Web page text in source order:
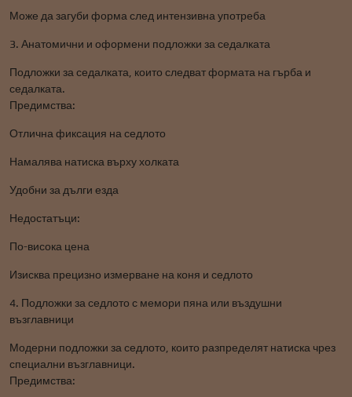
Може да загуби форма след интензивна употреба
3. Анатомични и оформени подложки за седалката
Подложки за седалката, които следват формата на гърба и
седалката.
Предимства:
Отлична фиксация на седлото
Намалява натиска върху холката
Удобни за дълги езда
Недостатъци:
По-висока цена
Изисква прецизно измерване на коня и седлото
4. Подложки за седлото с мемори пяна или въздушни
възглавници
Модерни подложки за седлото, които разпределят натиска чрез
специални възглавници.
Предимства: